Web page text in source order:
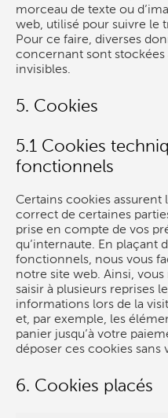
morceau de texte ou
web, utilisé pour suivre le
Pour ce faire, diverses
concernant sont stockées
invisibles.
5. Cookies
5.1 Cookies
fonctionnels
Certains cookies
correct de certaines
prise en compte de vos
qu’internaute. En plaçant
fonctionnels, nous vous
notre site web. Ainsi, vous
saisir à plusieurs reprises
informations lors de la
et, par exemple, les
panier jusqu’à votre
déposer ces cookies
6. Cookies placés